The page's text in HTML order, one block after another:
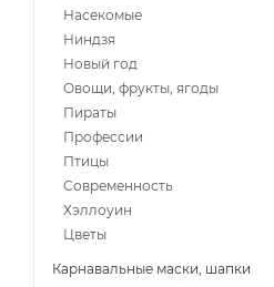
Насекомые
Ниндзя
Новый год
Овощи, фрукты, ягоды
Пираты
Профессии
Птицы
Современность
Хэллоуин
Цветы
Карнавальные маски, шапки